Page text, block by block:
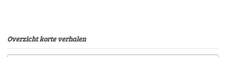
Overzicht korte verhalen